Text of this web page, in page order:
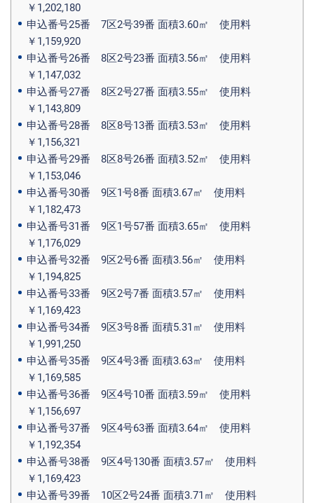
￥1,202,180
申込番号25番 7区2号39番 面積3.60㎡ 使用料
￥1,159,920
申込番号26番 8区2号23番 面積3.56㎡ 使用料
￥1,147,032
申込番号27番 8区2号27番 面積3.55㎡ 使用料
￥1,143,809
申込番号28番 8区8号13番 面積3.53㎡ 使用料
￥1,156,321
申込番号29番 8区8号26番 面積3.52㎡ 使用料
￥1,153,046
申込番号30番 9区1号8番 面積3.67㎡ 使用料
￥1,182,473
申込番号31番 9区1号57番 面積3.65㎡ 使用料
￥1,176,029
申込番号32番 9区2号6番 面積3.56㎡ 使用料
￥1,194,825
申込番号33番 9区2号7番 面積3.57㎡ 使用料
￥1,169,423
申込番号34番 9区3号8番 面積5.31㎡ 使用料
￥1,991,250
申込番号35番 9区4号3番 面積3.63㎡ 使用料
￥1,169,585
申込番号36番 9区4号10番 面積3.59㎡ 使用料
￥1,156,697
申込番号37番 9区4号63番 面積3.64㎡ 使用料
￥1,192,354
申込番号38番 9区4号130番 面積3.57㎡ 使用料
￥1,169,423
申込番号39番 10区2号24番 面積3.71㎡ 使用料